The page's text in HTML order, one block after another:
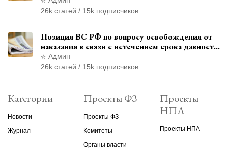
26k статей / 15k подписчиков
Позиция ВС РФ по вопросу освобождения от
наказания в связи с истечением срока давности
уголовного преследования
Админ
26k статей / 15k подписчиков
Категории
Новости
Журнал
Проекты ФЗ
Проекты ФЗ
Комитеты
Органы власти
Проекты
НПА
Проекты НПА